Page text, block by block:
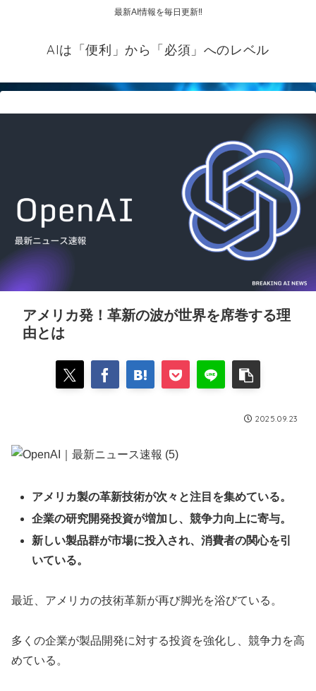
最新AI情報を毎日更新‼
AIは「便利」から「必須」へのレベル
アメリカ発！革新の波が世界を席巻する理
由とは
2025.09.23
アメリカ製の革新技術が次々と注目を集めている。
企業の研究開発投資が増加し、競争力向上に寄与。
新しい製品群が市場に投入され、消費者の関心を引
いている。
最近、アメリカの技術革新が再び脚光を浴びている。
多くの企業が製品開発に対する投資を強化し、競争力を高
めている。